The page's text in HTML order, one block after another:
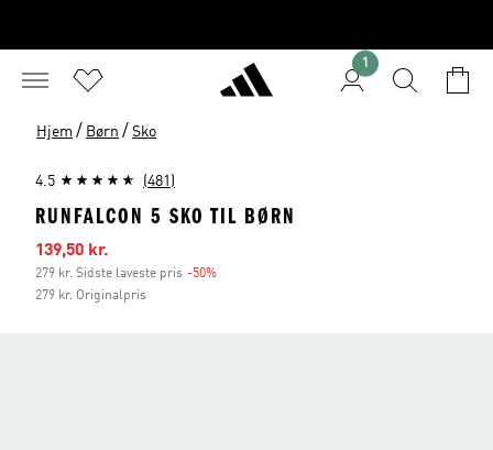
1
Hjem / Børn / Sko
4.5 (481)
RUNFALCON 5 SKO TIL BØRN
Udsalgspris
139,50 kr.
279 kr. Sidste laveste pris -50%
279 kr. Originalpris